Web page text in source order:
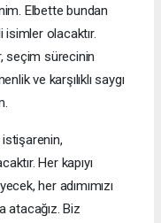
Elbette bundan
isimler olacaktır.
seçim sürecinin
ve karşılıklı saygı
Her kapıyı
her adımımızı
atacağız. Biz